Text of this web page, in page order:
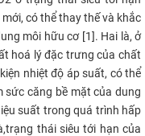
có thể thay thế và khắc
môi hữu cơ [1]. Hai là, ở
hoá lý đặc trưng của chất
nhiệt độ áp suất, có thể
sức căng bề mặt của dung
suất trong quá trình hấp
trạng thái siêu tới hạn của